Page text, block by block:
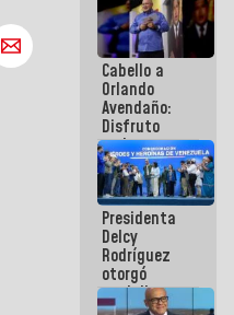
Cabello a
Orlando
Avendaño:
Disfruto
cada vez
que escribes
porque lo
que haces
es
embarrarla
Presidenta
Delcy
Rodríguez
otorgó
medalla